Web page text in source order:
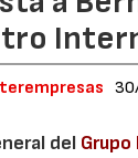
del Grupo